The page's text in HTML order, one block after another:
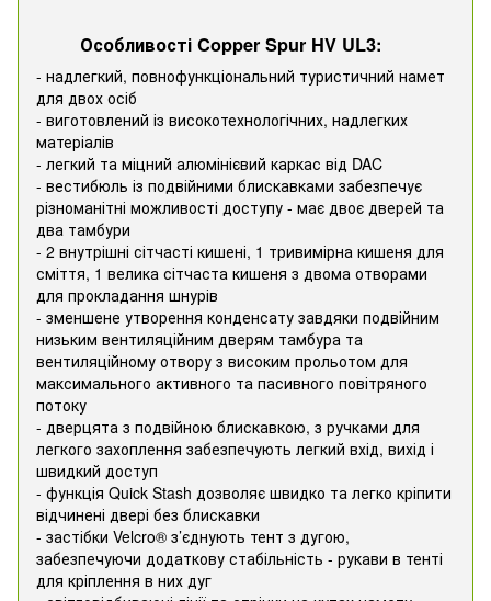
Особливості Copper Spur HV UL3:
- надлегкий, повнофункціональний туристичний намет
для двох осіб
- виготовлений із високотехнологічних, надлегких
матеріалів
- легкий та міцний алюмінієвий каркас від DAC
- вестибюль із подвійними блискавками забезпечує
різноманітні можливості доступу - має двоє дверей та
два тамбури
- 2 внутрішні сітчасті кишені, 1 тривимірна кишеня для
сміття, 1 велика сітчаста кишеня з двома отворами
для прокладання шнурів
- зменшене утворення конденсату завдяки подвійним
низьким вентиляційним дверям тамбура та
вентиляційному отвору з високим прольотом для
максимального активного та пасивного повітряного
потоку
- дверцята з подвійною блискавкою, з ручками для
легкого захоплення забезпечують легкий вхід, вихід і
швидкий доступ
- функція Quick Stash дозволяє швидко та легко кріпити
відчинені двері без блискавки
- застібки Velcro® з’єднують тент з дугою,
забезпечуючи додаткову стабільність - рукави в тенті
для кріплення в них дуг